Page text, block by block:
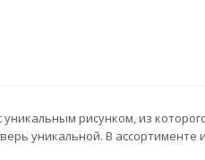
рисунком, из
уникальной. В